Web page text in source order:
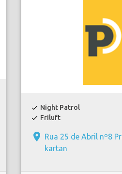
check Night Patrol
check Friluft
place Rua 25 de Abril nº8
kartan